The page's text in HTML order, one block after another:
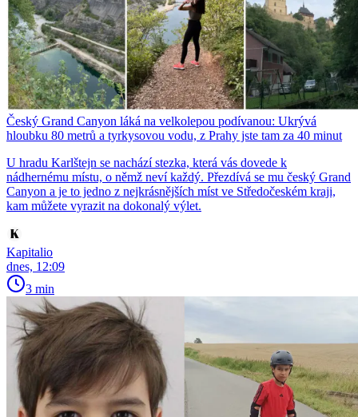
Český Grand Canyon láká na velkolepou podívanou: Ukrývá
hloubku 80 metrů a tyrkysovou vodu, z Prahy jste tam za 40 minut
U hradu Karlštejn se nachází stezka, která vás dovede k
nádhernému místu, o němž neví každý. Přezdívá se mu český Grand
Canyon a je to jedno z nejkrásnějších míst ve Středočeském kraji,
kam můžete vyrazit na dokonalý výlet.
Kapitalio
dnes, 12:09
3 min